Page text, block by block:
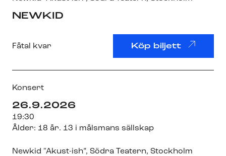
NEWKID
Fåtal kvar Köp biljett
Konsert
26.9.2026
19:30
Ålder: 18 år. 13 i målsmans sällskap
Newkid "Akust-ish”, Södra Teatern, Stockholm